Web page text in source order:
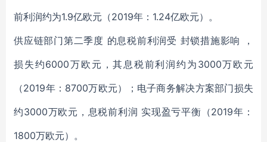
前利润约为1.9亿欧元（2019年：1.24亿欧元）。
供应链部门第二季度 的息税前利润受 封锁措施影响 ，
损失约6000万欧元，其息税前利润约为3000万欧元
（2019年：8700万欧元）；电子商务解决方案部门损失
约3000万欧元，息税前利润 实现盈亏平衡（2019年：
1800万欧元）。